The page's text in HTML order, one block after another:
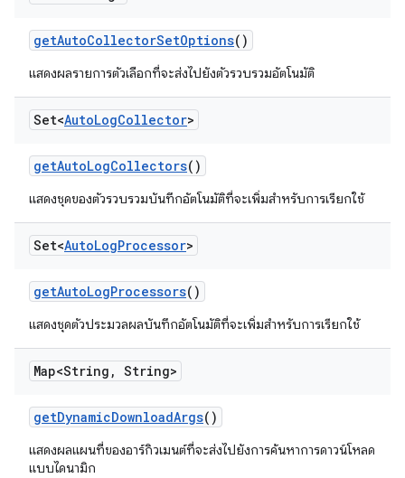
getAutoCollectorSetOptions()
แสดงผลรายการตัวเลือกที่จะส่งไปยังตัวรวบรวมอัตโนมัติ
Set<AutoLogCollector>
getAutoLogCollectors()
แสดงชุดของตัวรวบรวมบันทึกอัตโนมัติที่จะเพิ่มสำหรับการเรียกใช้
Set<AutoLogProcessor>
getAutoLogProcessors()
แสดงชุดตัวประมวลผลบันทึกอัตโนมัติที่จะเพิ่มสำหรับการเรียกใช้
Map<String , String>
getDynamicDownloadArgs()
แสดงผลแผนที่ของอาร์กิวเมนต์ที่จะส่งไปยังการค้นหาการดาวน์โหลด
แบบไดนามิก